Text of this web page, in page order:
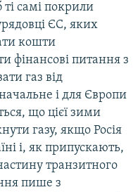
самі покрили
ЄС, яких
кошти
фінансові питання з
газ від
і для Європи
що цієї зими
газу, якщо Росія
і, як припускають,
транзитного
пише з